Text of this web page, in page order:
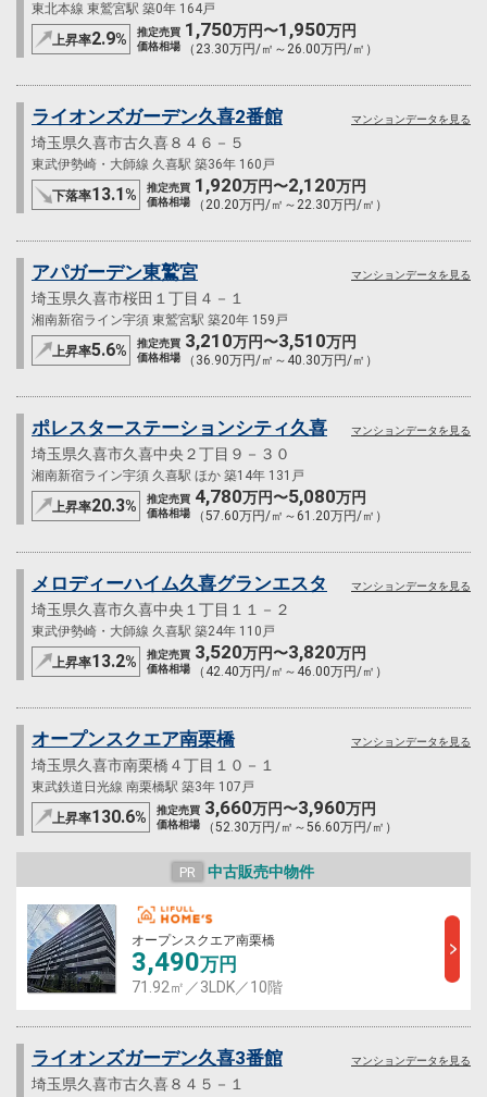
東北本線 東鷲宮駅 築0年 164戸
上昇率2.9%
推定売買
価格相場
1,750万円〜1,950万円
（23.30万円/㎡～26.00万円/㎡）
ライオンズガーデン久喜2番館
埼玉県久喜市古久喜８４６－５
東武伊勢崎・大師線 久喜駅 築36年 160戸
下落率13.1%
推定売買
価格相場
1,920万円〜2,120万円
（20.20万円/㎡～22.30万円/㎡）
マンションデータを見る
アパガーデン東鷲宮
埼玉県久喜市桜田１丁目４－１
湘南新宿ライン宇須 東鷲宮駅 築20年 159戸
上昇率5.6%
推定売買
価格相場
3,210万円〜3,510万円
（36.90万円/㎡～40.30万円/㎡）
マンションデータを見る
ポレスターステーションシティ久喜
埼玉県久喜市久喜中央２丁目９－３０
湘南新宿ライン宇須 久喜駅 ほか 築14年 131戸
上昇率20.3%
推定売買
価格相場
4,780万円〜5,080万円
（57.60万円/㎡～61.20万円/㎡）
マンションデータを見る
メロディーハイム久喜グランエスタ
埼玉県久喜市久喜中央１丁目１１－２
東武伊勢崎・大師線 久喜駅 築24年 110戸
上昇率13.2%
推定売買
価格相場
3,520万円〜3,820万円
（42.40万円/㎡～46.00万円/㎡）
マンションデータを見る
オープンスクエア南栗橋
埼玉県久喜市南栗橋４丁目１０－１
東武鉄道日光線 南栗橋駅 築3年 107戸
上昇率130.6%
推定売買
価格相場
3,660万円〜3,960万円
（52.30万円/㎡～56.60万円/㎡）
マンションデータを見る
PR 中古販売中物件
オープンスクエア南栗橋
3,490万円
71.92㎡／3LDK／10階
ライオンズガーデン久喜3番館
埼玉県久喜市古久喜８４５－１
マンションデータを見る